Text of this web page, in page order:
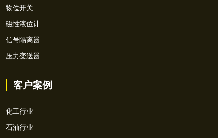
物位开关
磁性液位计
信号隔离器
压力变送器
客户案例
化工行业
石油行业